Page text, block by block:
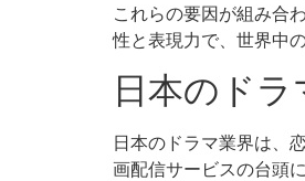
これらの要因が組み合
性と表現力で、世界中
日本のド
日本のドラマ業界は、
画配信サービスの台頭